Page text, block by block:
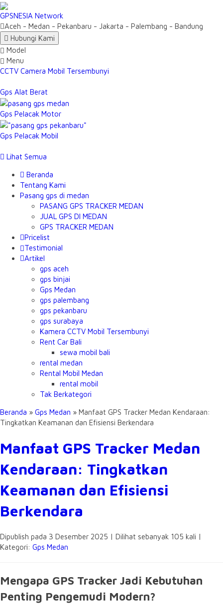
GPSNESIA Network
Aceh - Medan - Pekanbaru - Jakarta - Palembang - Bandung
Hubungi Kami
Model
Menu
CCTV Camera Mobil Tersembunyi
Gps Alat Berat
Gps Pelacak Motor
Gps Pelacak Mobil
Lihat Semua
Beranda
Tentang Kami
Pasang gps di medan
PASANG GPS TRACKER MEDAN
JUAL GPS DI MEDAN
GPS TRACKER MEDAN
Pricelist
Testimonial
Artikel
gps aceh
gps binjai
Gps Medan
gps palembang
gps pekanbaru
gps surabaya
Kamera CCTV Mobil Tersembunyi
Rent Car Bali
sewa mobil bali
rental medan
Rental Mobil Medan
rental mobil
Tak Berkategori
Beranda » Gps Medan » Manfaat GPS Tracker Medan Kendaraan:
Tingkatkan Keamanan dan Efisiensi Berkendara
Manfaat GPS Tracker Medan
Kendaraan: Tingkatkan
Keamanan dan Efisiensi
Berkendara
Dipublish pada 3 Desember 2025 | Dilihat sebanyak 105 kali |
Kategori: Gps Medan
Mengapa GPS Tracker Jadi Kebutuhan
Penting Pengemudi Modern?